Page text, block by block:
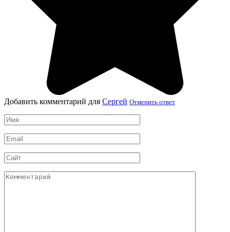
Добавить комментарий для Сергей Отменить ответ
Имя
*
Email
*
Сайт
Комментарий